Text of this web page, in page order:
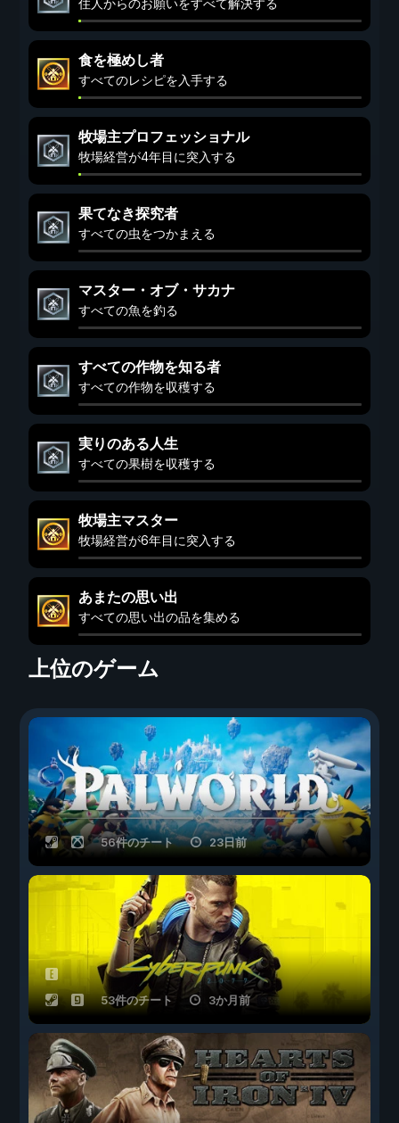
住人からのお願いをすべて解決する
食を極めし者
すべてのレシピを入手する
牧場主プロフェッショナル
牧場経営が4年目に突入する
果てなき探究者
すべての虫をつかまえる
マスター・オブ・サカナ
すべての魚を釣る
すべての作物を知る者
すべての作物を収穫する
実りのある人生
すべての果樹を収穫する
牧場主マスター
牧場経営が6年目に突入する
あまたの思い出
すべての思い出の品を集める
上位のゲーム
56件のチート 23日前
53件のチート 3か月前